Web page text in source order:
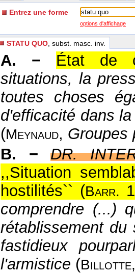
Entrez une forme
options d'affichage
STATU QUO , subst. masc. inv.
A. −
État de
situations, la
toutes choses
d'efficacité dans
(Meynaud, Groupes
B. −
DR.
,,Situation
hostilités`` (Barr.
comprendre (...)
rétablissement
fastidieux
l'armistice (Billotte